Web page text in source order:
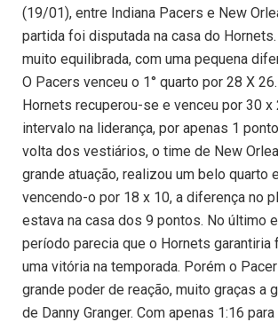
(19/01), entre Indiana Pacers e New
partida foi disputada na casa do
muito equilibrada, com uma pequena
O Pacers venceu o 1° quarto por 28 X
Hornets recuperou-se e venceu por 30 x
intervalo na liderança, por apenas 1
volta dos vestiários, o time de New
grande atuação, realizou um belo quarto
vencendo-o por 18 x 10, a diferença no
estava na casa dos 9 pontos. No último
período parecia que o Hornets garantiria
uma vitória na temporada. Porém o
grande poder de reação, muito graças a
de Danny Granger. Com apenas 1:16